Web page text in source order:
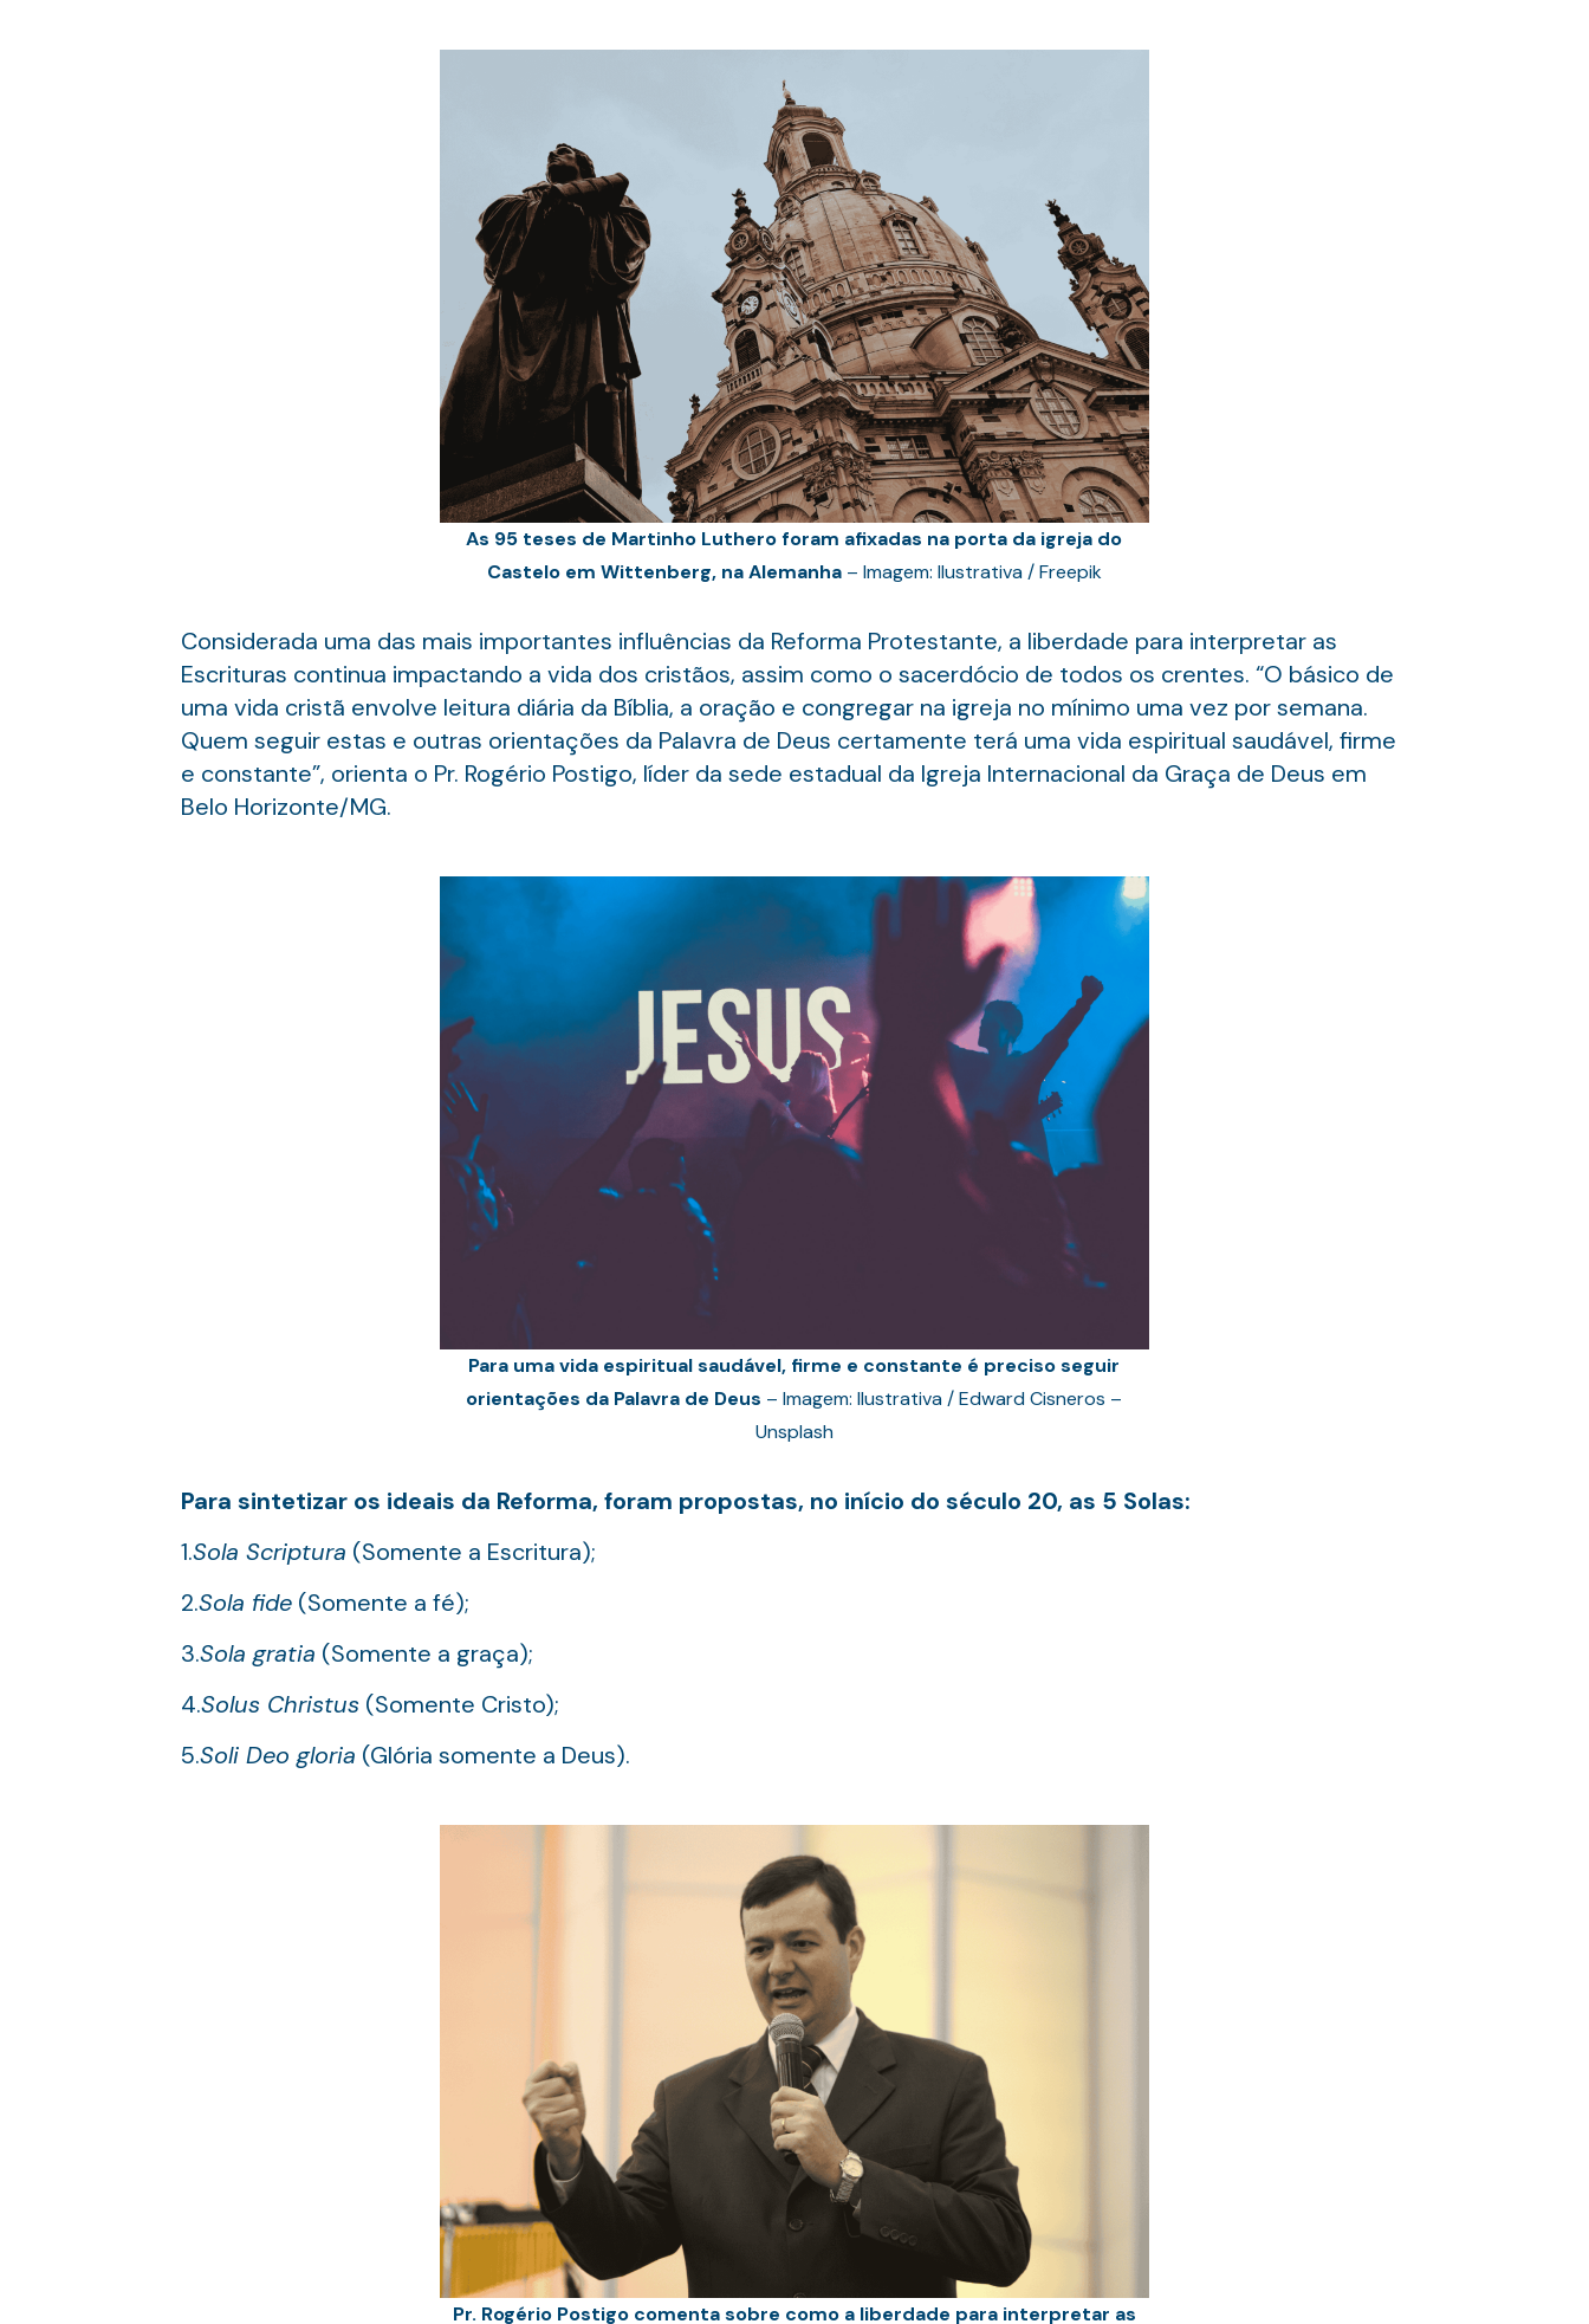
As 95 teses de Martinho Luthero foram afixadas na porta da igreja do
Castelo em Wittenberg, na Alemanha– Imagem: Ilustrativa / Freepik
Considerada uma das mais importantes influências da Reforma Protestante, a liberdade para interpretar as
Escrituras continua impactando a vida dos cristãos, assim como o sacerdócio de todos os crentes. “O básico de
uma vida cristã envolve leitura diária da Bíblia, a oração e congregar na igreja no mínimo uma vez por semana.
Quem seguir estas e outras orientações da Palavra de Deus certamente terá uma vida espiritual saudável, firme
e constante”, orienta o Pr. Rogério Postigo, líder da sede estadual da Igreja Internacional da Graça de Deus em
Belo Horizonte/MG.
Para uma vida espiritual saudável, firme e constante é preciso seguir
orientações da Palavra de Deus – Imagem: Ilustrativa / Edward Cisneros –
Unsplash
Para sintetizar os ideais da Reforma, foram propostas, no início do século 20, as 5 Solas:
1.Sola Scriptura (Somente a Escritura);
2.Sola fide(Somente a fé);
3.Sola gratia (Somente a graça);
4.Solus Christus(Somente Cristo);
5.Soli Deo gloria (Glória somente a Deus).
Pr. Rogério Postigo comenta sobre como a liberdade para interpretar as